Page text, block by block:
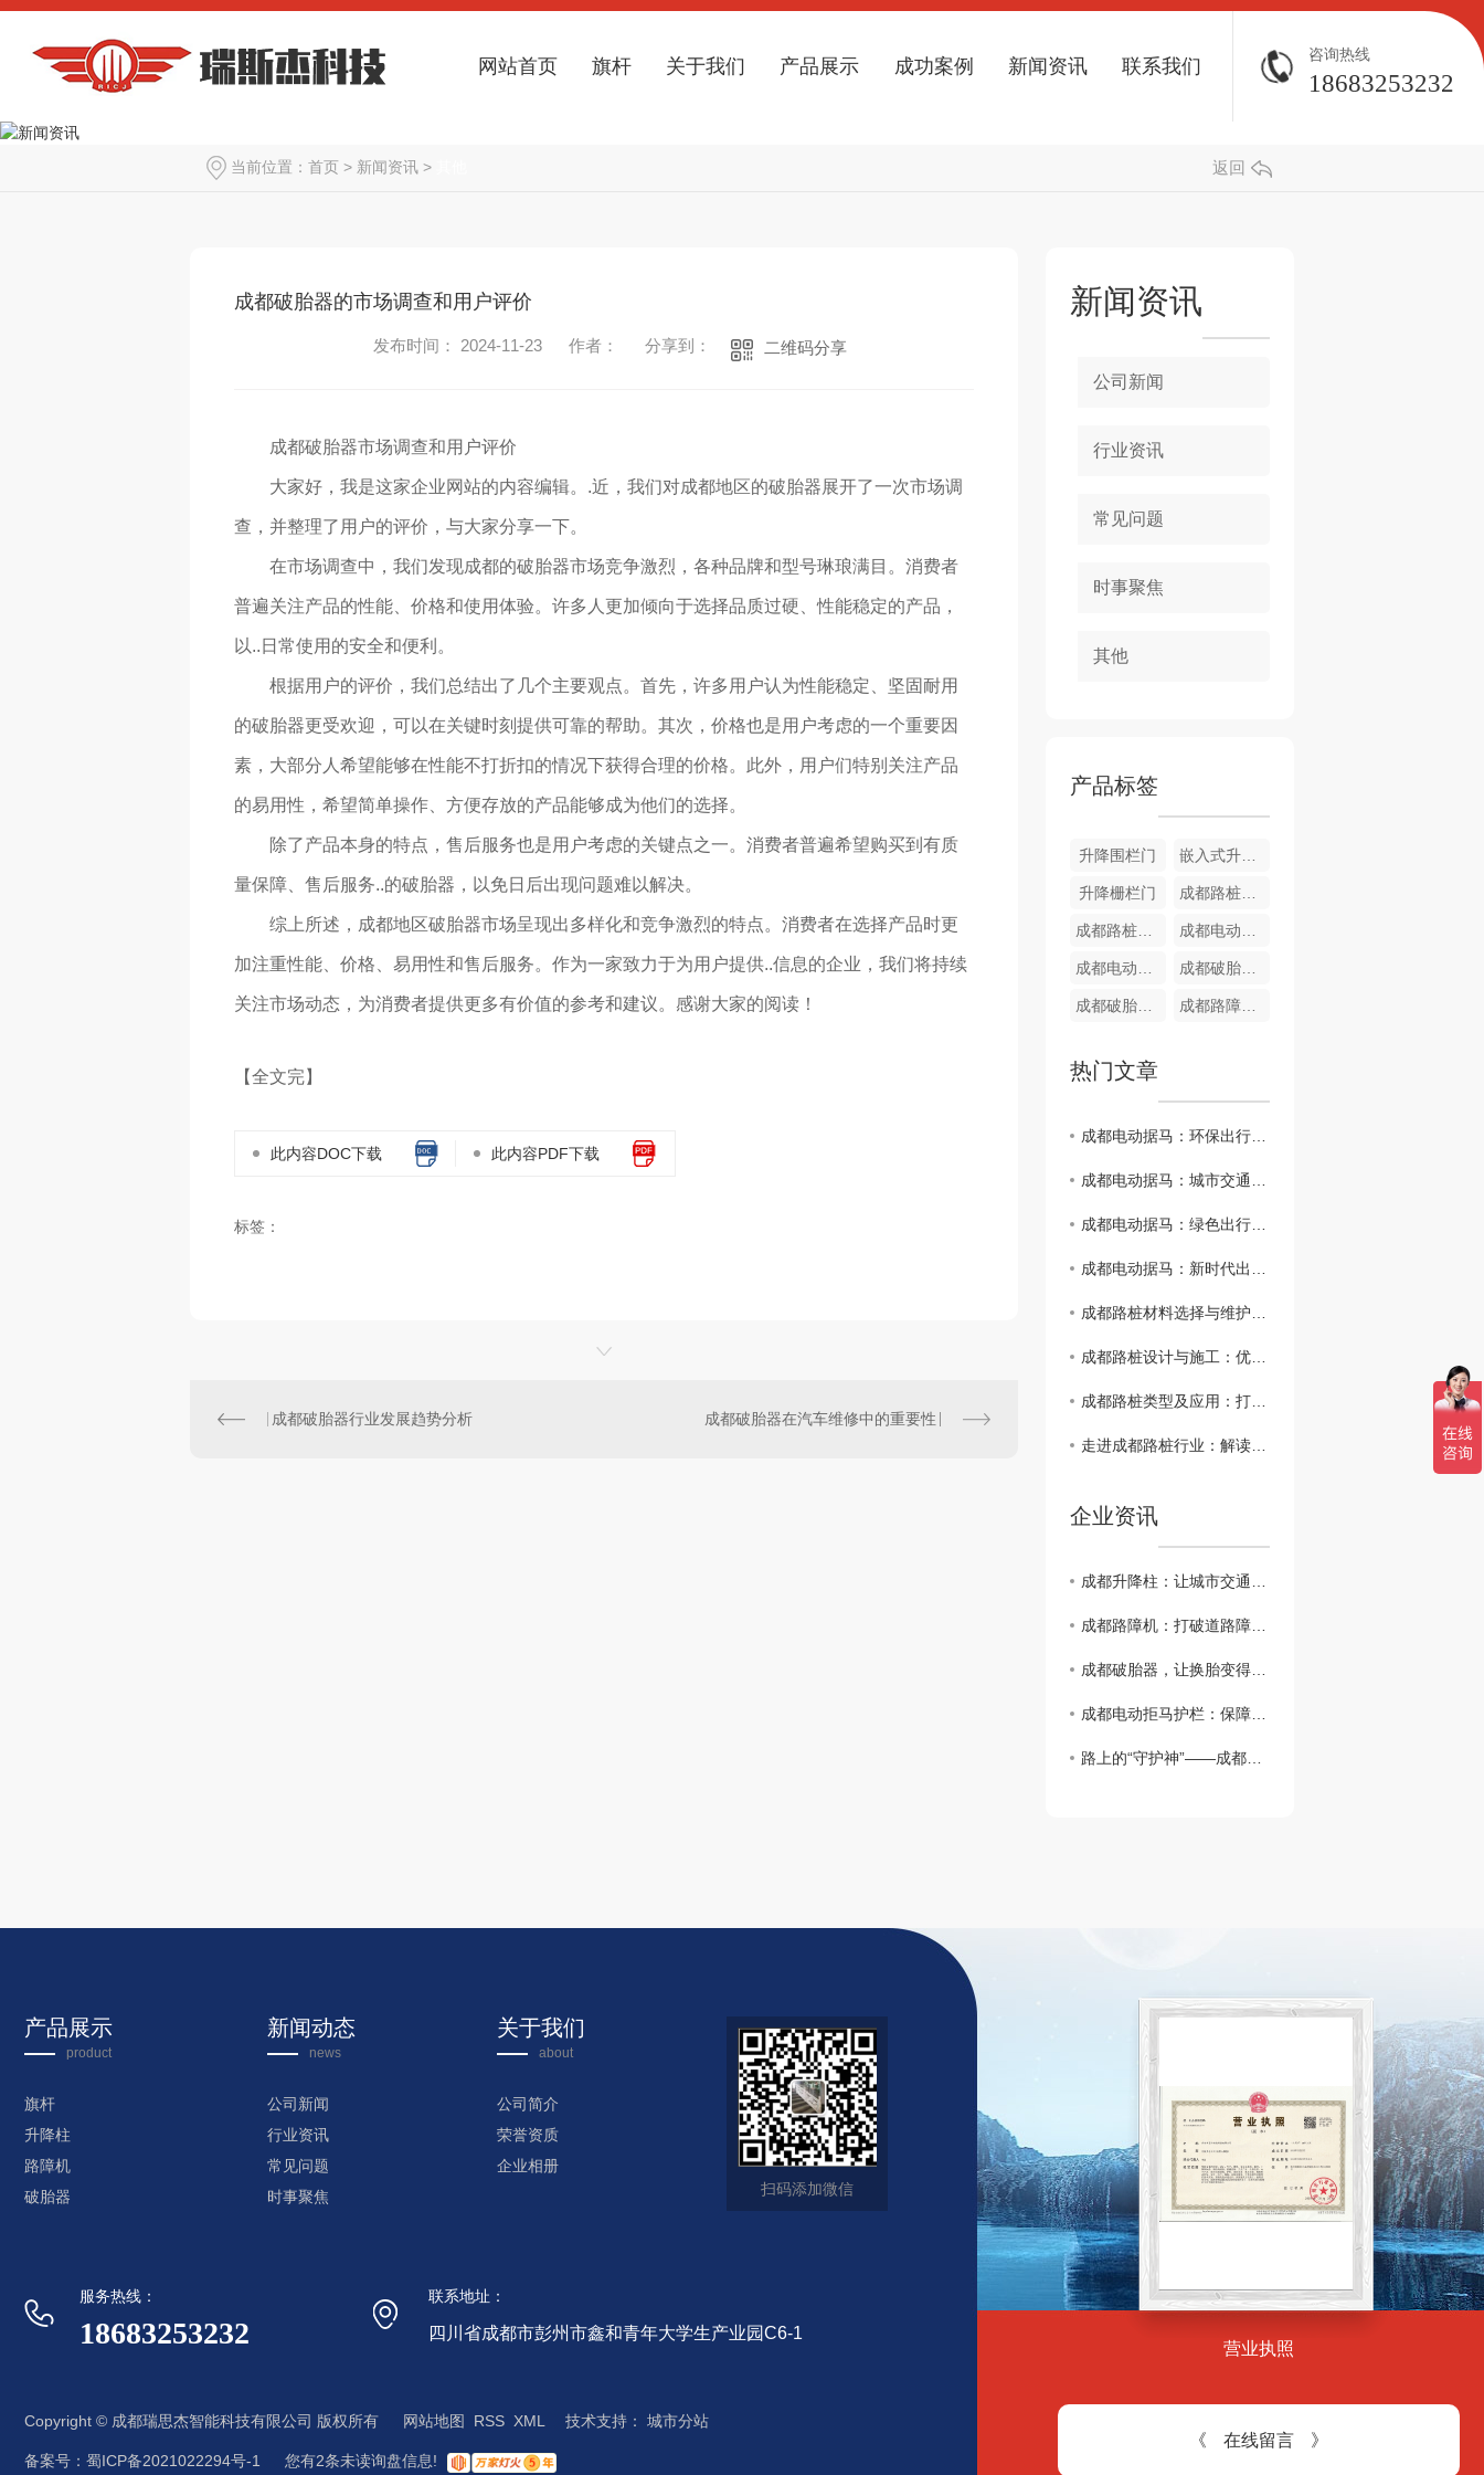
网站首页 旗杆 关于我们 产品展示 成功案例 新闻资讯 联系我们
咨询热线
18683253232
当前位置： 首页 > 新闻资讯 > 返回
成都破胎器的市场调查和用户评价
发布时间： 2024-11-23 作者： 分享到： 二维码分享
成都破胎器市场调查和用户评价
大家好，我是这家企业网站的内容编辑。.近，我们对成都地区的破胎器展开了一次市场调
查，并整理了用户的评价，与大家分享一下。
在市场调查中，我们发现成都的破胎器市场竞争激烈，各种品牌和型号琳琅满目。消费者
普遍关注产品的性能、价格和使用体验。许多人更加倾向于选择品质过硬、性能稳定的产品，
以..日常使用的安全和便利。
根据用户的评价，我们总结出了几个主要观点。首先，许多用户认为性能稳定、坚固耐用
的破胎器更受欢迎，可以在关键时刻提供可靠的帮助。其次，价格也是用户考虑的一个重要因
素，大部分人希望能够在性能不打折扣的情况下获得合理的价格。此外，用户们特别关注产品
的易用性，希望简单操作、方便存放的产品能够成为他们的选择。
除了产品本身的特点，售后服务也是用户考虑的关键点之一。消费者普遍希望购买到有质
量保障、售后服务..的破胎器，以免日后出现问题难以解决。
综上所述，成都地区破胎器市场呈现出多样化和竞争激烈的特点。消费者在选择产品时更
加注重性能、价格、易用性和售后服务。作为一家致力于为用户提供..信息的企业，我们将持续
关注市场动态，为消费者提供更多有价值的参考和建议。感谢大家的阅读！
【全文完】
此内容DOC下载 此内容PDF下载
标签：
成都破胎器行业发展趋势分析 成都破胎器在汽车维修中的重要性
新闻资讯
公司新闻
行业资讯
常见问题
时事聚焦
其他
产品标签
升降围栏门 嵌入式升降栅栏门
升降栅栏门 成都路桩销售
成都路桩厂家 成都电动据马生产
成都电动据马厂家 成都破胎器厂家
成都破胎器制造 成都路障机制造
热门文章
成都电动据马：环保出行新时尚
成都电动据马：城市交通智能未来
成都电动据马：绿色出行新选择
成都电动据马：新时代出行革命..者
成都路桩材料选择与维护：延长道路使用寿命
成都路桩设计与施工：优化城市道路管理方式
成都路桩类型及应用：打造智慧交通新生态
走进成都路桩行业：解读城市基础设施建设
企业资讯
成都升降柱：让城市交通更智能
成都路障机：打破道路障碍，保障出行安全！
成都破胎器，让换胎变得简单易行
成都电动拒马护栏：保障道路交通安全
路上的“守护神”——成都路桩
产品展示
product
旗杆
升降柱
路障机
破胎器
新闻动态
news
公司新闻
行业资讯
常见问题
时事聚焦
关于我们
about
公司简介
荣誉资质
企业相册
扫码添加微信
服务热线：
18683253232
联系地址：
四川省成都市彭州市鑫和青年大学生产业园C6-1
Copyright © 成都瑞思杰智能科技有限公司 版权所有 网站地图 RSS XML 技术支持： 城市分站
城市分站
备案号： 蜀ICP备2021022294号-1 您有2条未读询盘信息!
营业执照
在线留言